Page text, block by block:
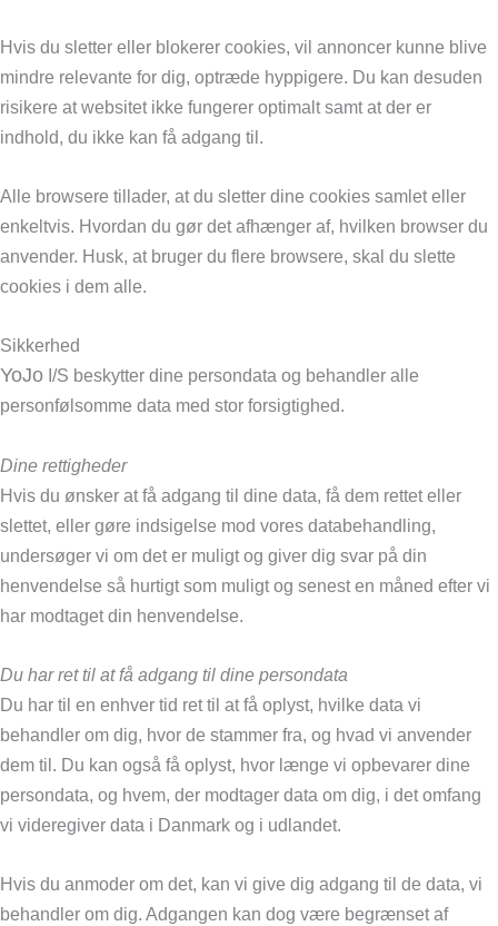
Hvis du sletter eller blokerer cookies, vil annoncer kunne blive
mindre relevante for dig, optræde hyppigere. Du kan desuden
risikere at websitet ikke fungerer optimalt samt at der er
indhold, du ikke kan få adgang til.
Alle browsere tillader, at du sletter dine cookies samlet eller
enkeltvis. Hvordan du gør det afhænger af, hvilken browser du
anvender. Husk, at bruger du flere browsere, skal du slette
cookies i dem alle.
Sikkerhed
YoJo I/S beskytter dine persondata og behandler alle
personfølsomme data med stor forsigtighed.
Dine rettigheder
Hvis du ønsker at få adgang til dine data, få dem rettet eller
slettet, eller gøre indsigelse mod vores databehandling,
undersøger vi om det er muligt og giver dig svar på din
henvendelse så hurtigt som muligt og senest en måned efter vi
har modtaget din henvendelse.
Du har ret til at få adgang til dine persondata
Du har til en enhver tid ret til at få oplyst, hvilke data vi
behandler om dig, hvor de stammer fra, og hvad vi anvender
dem til. Du kan også få oplyst, hvor længe vi opbevarer dine
persondata, og hvem, der modtager data om dig, i det omfang
vi videregiver data i Danmark og i udlandet.
Hvis du anmoder om det, kan vi give dig adgang til de data, vi
behandler om dig. Adgangen kan dog være begrænset af